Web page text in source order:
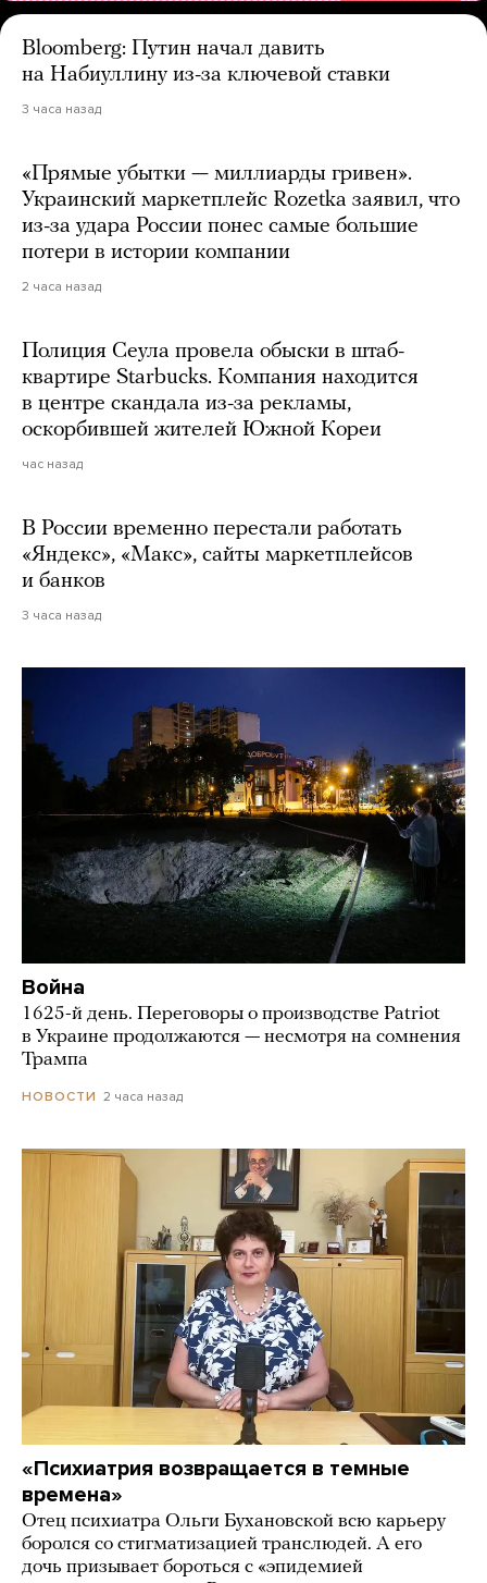
Bloomberg: Путин начал давить
на Набиуллину из-за ключевой ставки
3 часа назад
«Прямые убытки — миллиарды гривен».
Украинский маркетплейс Rozetka заявил, что
из-за удара России понес самые большие
потери в истории компании
2 часа назад
Полиция Сеула провела обыски в штаб-
квартире Starbucks. Компания находится
в центре скандала из-за рекламы,
оскорбившей жителей Южной Кореи
час назад
В России временно перестали работать
«Яндекс», «Макс», сайты маркетплейсов
и банков
3 часа назад
Война
1625-й день. Переговоры о производстве Patriot
в Украине продолжаются — несмотря на сомнения
Трампа
НОВОСТИ 2 часа назад
«Психиатрия возвращается в темные
времена»
Отец психиатра Ольги Бухановской всю карьеру
боролся со стигматизацией транслюдей. А его
дочь призывает бороться с «эпидемией